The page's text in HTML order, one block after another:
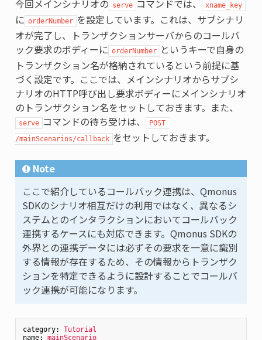
今回メインシナリオの serve コマンドでは、 xname_key
に orderNumber を設定しています。これは、サブシナリ
オが完了し、トランザクションサーバからのコールバ
ック要求のボディーに orderNumber というキーで自身の
トランザクション名が格納されているという前提に基
づく設定です。ここでは、メインシナリオからサブシ
ナリオのHTTP呼び出し要求ボディーにメインシナリオ
のトランザクション名をセットしておきます。また、
serve コマンドの待ち受けは、
POST
/mainScenarios/callback をセットしておきます。
Note
ここで紹介しているコールバック連携は、Qmonus
SDKのシナリオ相互だけの利用ではなく、異なるシ
ステムとのインタラクションにおいてコールバック
連携するケースにも対応できます。Qmonus SDKの
外界との連携データには必ずその要求を一意に識別
する情報が存在するため、その情報からトランザク
ションを特定できるように設計することでコールバ
ック連携が可能になります。
category:
Tutorial
name:
mainScenario